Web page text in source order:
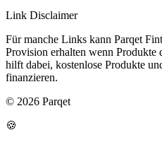
Link Disclaimer
Für manche Links kann Parqet
Provision erhalten wenn Produkte
hilft dabei, kostenlose Produkte
finanzieren.
© 2026 Parqet
🍪